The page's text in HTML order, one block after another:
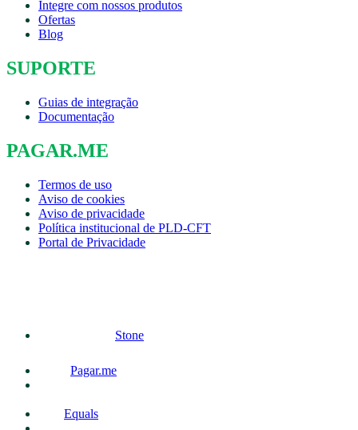
Integre com nossos produtos
Ofertas
Blog
SUPORTE
Guias de integração
Documentação
PAGAR.ME
Termos de uso
Aviso de cookies
Aviso de privacidade
Política institucional de PLD-CFT
Portal de Privacidade
Stone
Pagar.me
Equals